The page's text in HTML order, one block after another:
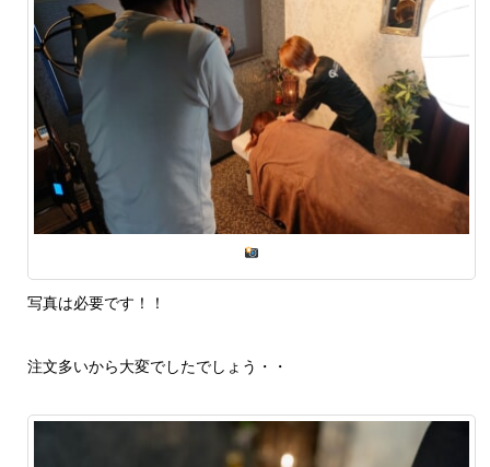
写真は必要です！！
注文多いから大変でしたでしょう・・